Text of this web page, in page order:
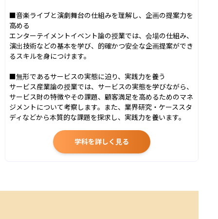
■音楽ライブと演劇舞台の仕組みを理解し、企画の提案力を
高める
エンターテイメントイベント論の授業では、会場の仕組み、
演出技術などの基本を学び、的確かつ安全な企画提案ができ
るスキルを身につけます。
■無形であるサービスの実態に迫り、実践力を養う
サービス産業論の授業では、サービスの実態を学びながら、
サービス財の特徴やその課題、顧客満足を高めるためのマネ
ジメントについて考察します。また、業界研究・ケーススタ
ディなどから本質的な課題を探求し、実践力を養います。
学科を詳しく見る